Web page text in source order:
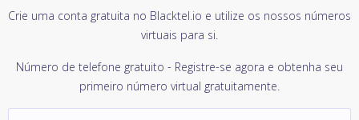
Crie uma conta gratuita no Blacktel.io e utilize os nossos números
virtuais para si.
Número de telefone gratuito - Registre-se agora e obtenha seu
primeiro número virtual gratuitamente.